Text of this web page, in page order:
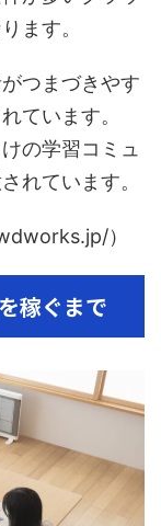
ます。
つまづきやす
ています。
の学習コミュ
れています。
）
稼ぐまで